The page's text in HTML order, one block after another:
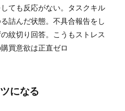
ても反応がない。タスクキル
詰んだ状態。不具合報告をし
紋切り回答。こうもストレス
買意欲は正直ゼロ
になる